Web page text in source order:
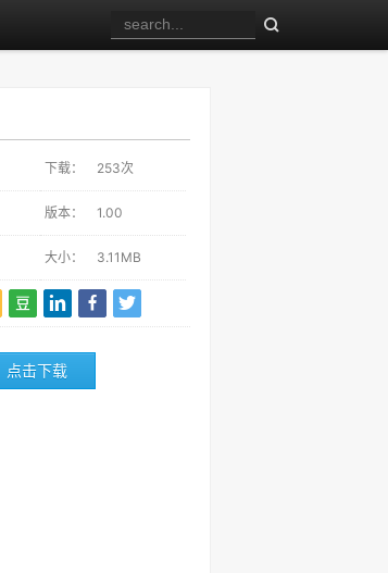
下载： 253次
版本： 1.00
大小： 3.11MB
点击下载